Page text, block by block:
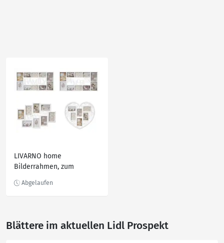
LIVARNO home
Bilderrahmen, zum
Blättere im aktuellen Lidl Prospekt